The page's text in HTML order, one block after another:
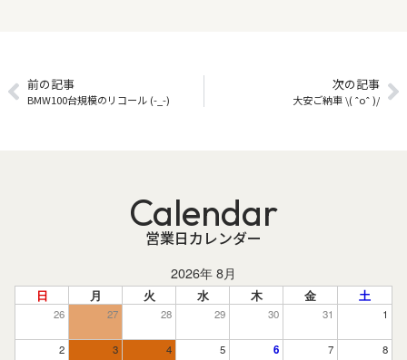
前の記事
BMW100台規模のリコール (-_-)
次の記事
大安ご納車 \( ˆoˆ )/
Calendar
営業日カレンダー
2026年 8月
日 月 火 水 木 金 土
26 27 28 29 30 31 1
2 3 4 5 6 7 8